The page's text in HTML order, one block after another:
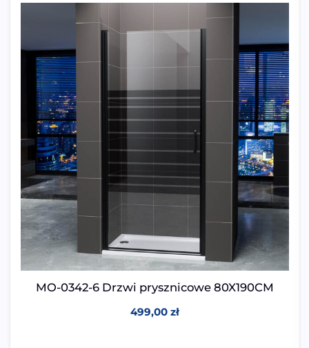
MO-0342-6 Drzwi prysznicowe 80X190CM
499,00 zł